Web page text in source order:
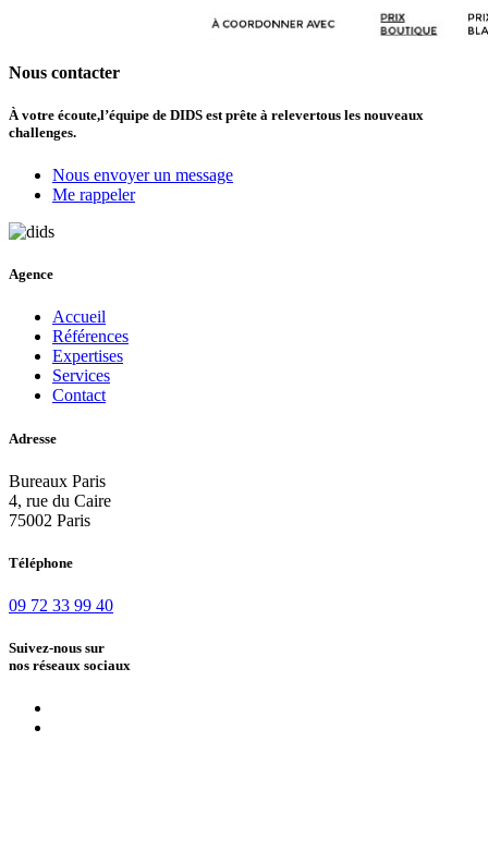
Nous contacter
À votre écoute,l’équipe de DIDS est prête à relevertous les nouveaux
challenges.
Nous envoyer un message
Me rappeler
Agence
Accueil
Références
Expertises
Services
Contact
Adresse
Bureaux Paris
4, rue du Caire
75002 Paris
Téléphone
09 72 33 99 40
Suivez-nous sur
nos réseaux sociaux